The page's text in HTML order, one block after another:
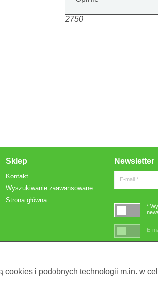
2750
Sklep
Kontakt
Wyszukiwanie zaawansowane
Strona główna
Newsletter
E-mail *
*
E-
i podobnych technologii m.in. w